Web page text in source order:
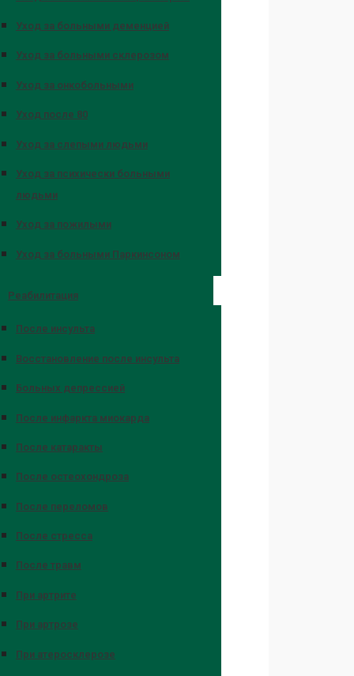
Уход за больными деменцией
Уход за больными склерозом
Уход за онкобольными
Уход после 80
Уход за слепыми людьми
Уход за психически больными
людьми
Уход за пожилыми
Уход за больными Паркинсоном
Реабилитация
После инсульта
Восстановление после инсульта
Больных депрессией
После инфаркта миокарда
После катаракты
После остеохондроза
После переломов
После стресса
После травм
При артрите
При артрозе
При атеросклерозе